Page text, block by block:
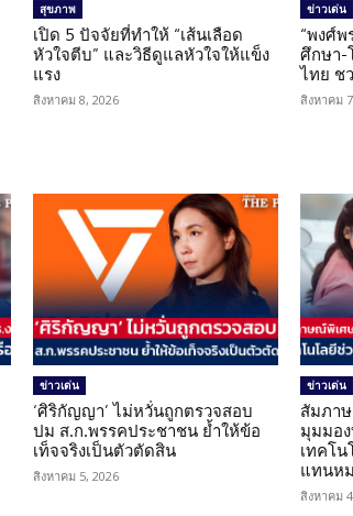
สุขภาพ
เปิด 5 ปัจจัยที่ทำให้ “เส้นเลือด
หัวใจตีบ” และวิธีดูแลหัวใจให้แข็ง
แรง
สิงหาคม 8, 2026
ข่าวเด่น
“พงศ์พ
ศึกษา-
ไทย ช
สิงหาคม
ข่าวเด่น
‘ศิริกัญญา’ ไม่หวั่นถูกตรวจสอบ
ปม ส.ก.พรรคประชาชน ย้ำให้ข้อ
เท็จจริงเป็นตัวตัดสิน
สิงหาคม 5, 2026
ข่าวเด่น
สัมภา
มุมมอ
เทคโ
แทนห
สิงหาคม